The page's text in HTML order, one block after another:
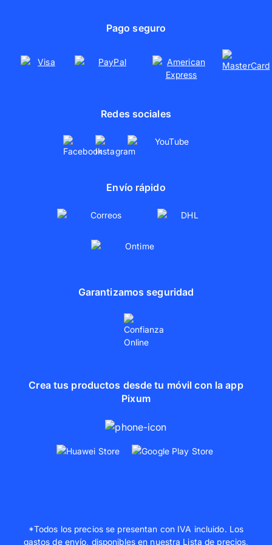
Pósters personalizados
Uso responsable de materiales
Pago seguro
Redes sociales
Envío rápido
Garantizamos seguridad
Crea tus productos desde tu móvil con la app
Pixum
*Todos los precios se presentan con IVA incluido. Los
gastos de envío, disponibles en nuestra Lista de precios,